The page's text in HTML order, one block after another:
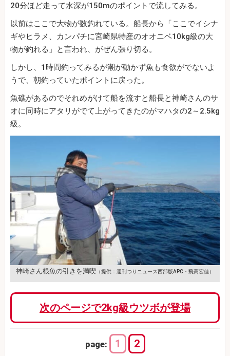
20分ほど走って水深が150mのポイントで流してみる。
以前はここで大物が数釣れている。船長から「ここでイシナ
ギやヒラメ、カンパチに宮崎県特産のオオニベ10kg級の大
物が釣れる」と言われ、がぜん張り切る。
しかし、1時間釣ってみるが潮が動かず魚も食欲がでないよ
うで、朝釣っていたポイントに戻った。
魚礁があるのでそれめがけて船を流すと船長と神崎さんのサ
オに同時にアタリがでて上がってきたのがマハタの2～2.5kg
級。
神崎さん根魚の引きを満喫 （提供：週刊つりニュース西部版APC・飛高宏佳）
次のページで2kg級ウツボが登場
page: 1 2